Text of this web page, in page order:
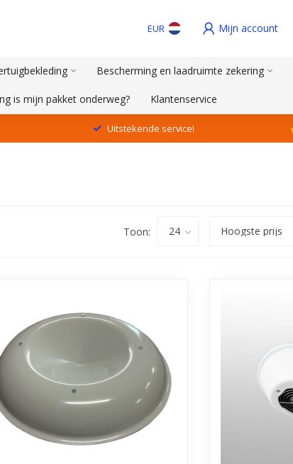
EUR Mijn account
Bescherming en laadruimte zekering
is mijn pakket onderweg? Klantenservice
Uitstekende service!
Toon: